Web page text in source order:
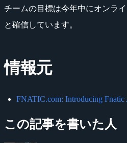
チームの目標は今年中にオンラ
と確信しています。
情報元
FNATIC.com: Introducing Fnatic
この記事を書いた人